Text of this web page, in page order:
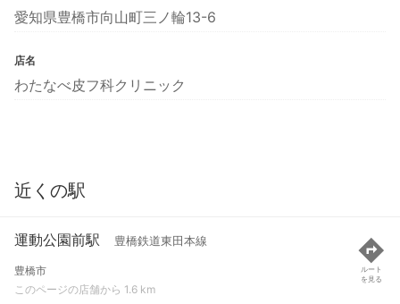
愛知県豊橋市向山町三ノ輪13-6
店名
わたなべ皮フ科クリニック
近くの駅
運動公園前駅 豊橋鉄道東田本線
豊橋市
このページの店舗から 1.6 km
ルート
を見る